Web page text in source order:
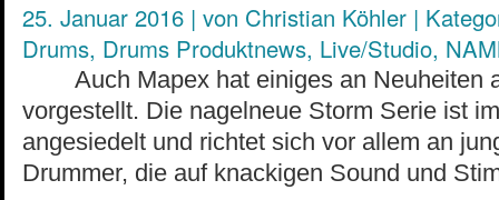
25. Januar 2016 | von Christian Köhler |
Drums, Drums Produktnews, Live/Studio,
Auch Mapex hat einiges an Neuheiten
vorgestellt. Die nagelneue Storm Serie ist
angesiedelt und richtet sich vor allem an
Drummer, die auf knackigen Sound und